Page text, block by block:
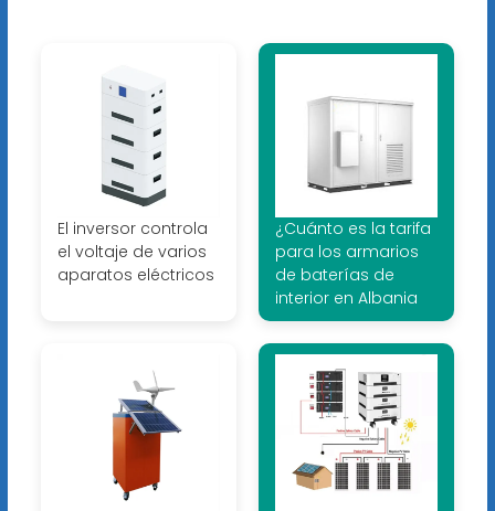
El inversor controla
el voltaje de varios
aparatos eléctricos
¿Cuánto es la tarifa
para los armarios
de baterías de
interior en Albania